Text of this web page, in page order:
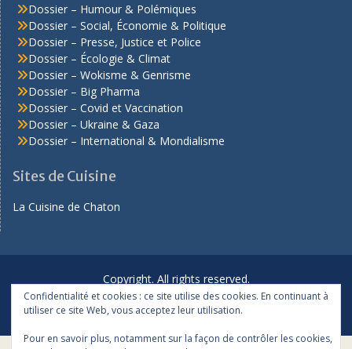
Dossier – Humour & Polémiques
Dossier – Social, Économie & Politique
Dossier – Presse, Justice et Police
Dossier – Écologie & Climat
Dossier – Wokisme & Genrisme
Dossier – Big Pharma
Dossier – Covid et Vaccination
Dossier – Ukraine & Gaza
Dossier – International & Mondialisme
Sites de Cuisine
La Cuisine de Chaton
Copyright. All rights reserved.
Proudly powered by WordPress |Education Hub byWEN
Themes
Confidentialité et cookies : ce site utilise des cookies. En continuant à
utiliser ce site Web, vous acceptez leur utilisation.
Pour en savoir plus, notamment sur la façon de contrôler les cookies,